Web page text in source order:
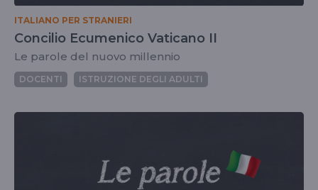
ITALIANO PER STRANIERI
Concilio Ecumenico Vaticano II
Le parole del nuovo millennio
DOCENTI ISTRUZIONE DEGLI ADULTI